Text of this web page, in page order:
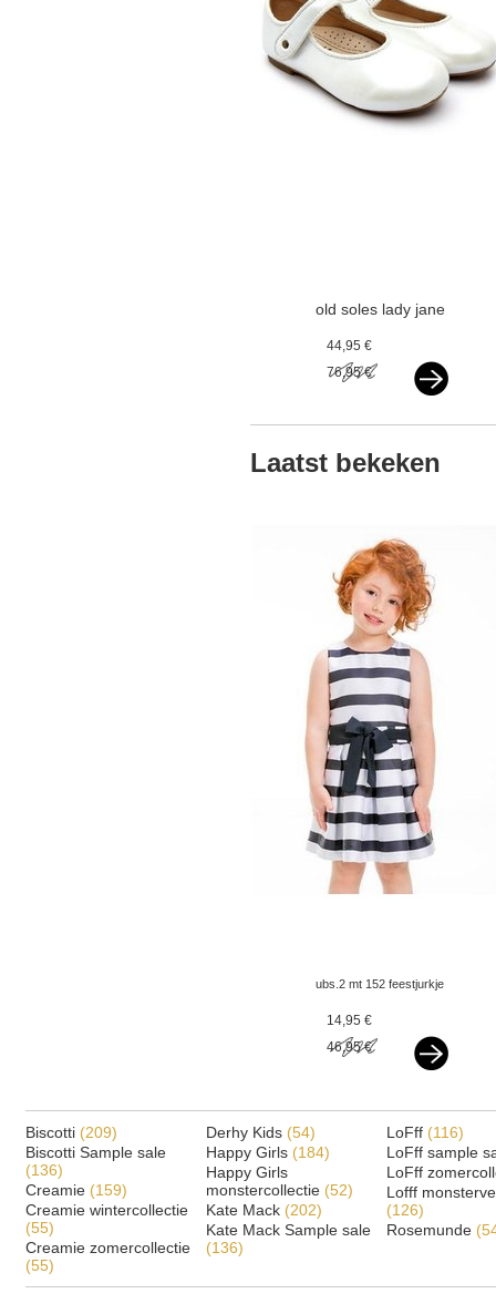
old soles lady jane
44,95 €
76,95 €
Laatst bekeken
ubs.2 mt 152 feestjurkje
14,95 €
46,95 €
Biscotti (209)
Biscotti Sample sale
(136)
Creamie (159)
Creamie wintercollectie
(55)
Creamie zomercollectie
(55)
Derhy Kids (54)
Happy Girls (184)
Happy Girls
monstercollectie (52)
Kate Mack (202)
Kate Mack Sample sale
(136)
LoFff (116)
LoFff sample
LoFff
Lofff
(126)
Rosemunde